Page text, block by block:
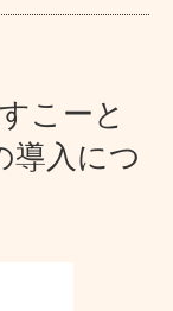
こーと
導入につ